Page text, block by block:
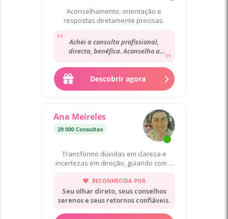
Aconselhamento, orientação e
respostas diretamente precisas.
Achei a consulta profissional,
directa, benéfica. Aconselho a
consultarem pois acredito que ficam
satisfeitos
Descobrir agora
Ana Meireles
29 000 Consultas
Transformo dúvidas em clareza e
incertezas em direção, guiando com o
RECONHECIDA POR
Seu olhar direto, seus conselhos
serenos e seus retornos confiáveis.